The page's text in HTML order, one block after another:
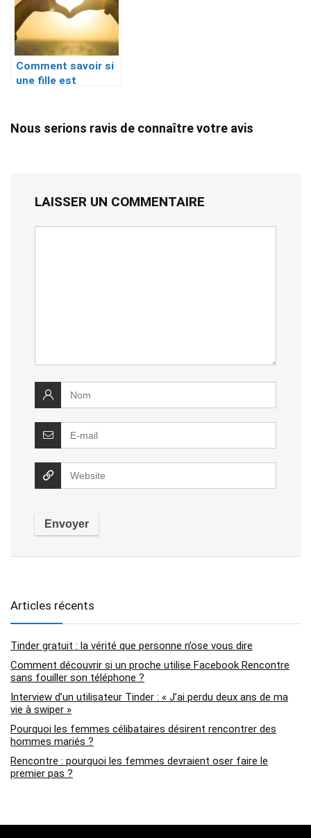
Comment savoir si
une fille est
Nous serions ravis de connaître votre avis
LAISSER UN COMMENTAIRE
Articles récents
Tinder gratuit : la vérité que personne n’ose vous dire
Comment découvrir si un proche utilise Facebook Rencontre
sans fouiller son téléphone ?
Interview d’un utilisateur Tinder : « J’ai perdu deux ans de ma
vie à swiper »
Pourquoi les femmes célibataires désirent rencontrer des
hommes mariés ?
Rencontre : pourquoi les femmes devraient oser faire le
premier pas ?